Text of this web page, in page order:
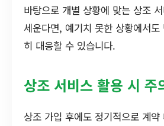
바탕으로 개별 상황에 맞는 상조
세운다면, 예기치 못한 상황에서
히 대응할 수 있습니다.
상조 서비스 활용 시 주
상조 가입 후에도 정기적으로 계